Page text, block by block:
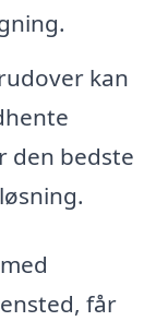
kan
den bedste
får